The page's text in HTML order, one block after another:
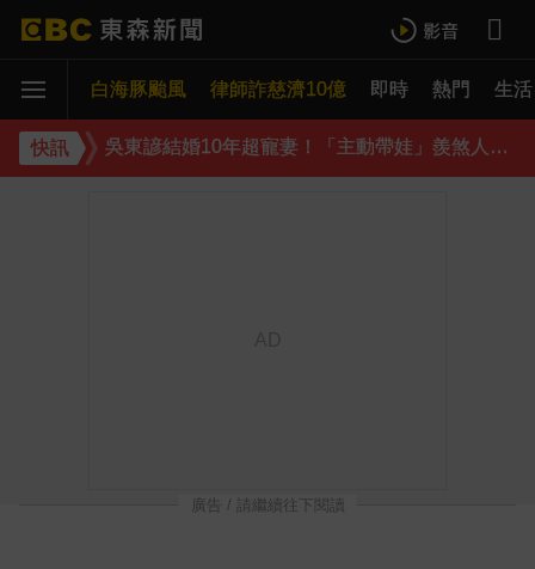
白海豚颱風 律師詐慈濟10億 即時 熱門 生活
快訊
下載東森App，隨時掌握天下大小事！
吳東諺結婚10年超寵妻！「主動帶娃」羨煞人妻女星 她認了：心很酸
廣告 / 請繼續往下閱讀